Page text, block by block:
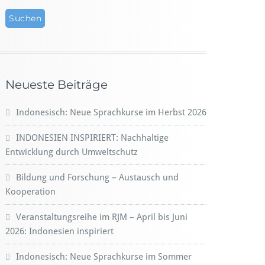
Neueste Beiträge
Indonesisch: Neue Sprachkurse im Herbst 2026
INDONESIEN INSPIRIERT: Nachhaltige
Entwicklung durch Umweltschutz
Bildung und Forschung – Austausch und
Kooperation
Veranstaltungsreihe im RJM – April bis Juni
2026: Indonesien inspiriert
Indonesisch: Neue Sprachkurse im Sommer